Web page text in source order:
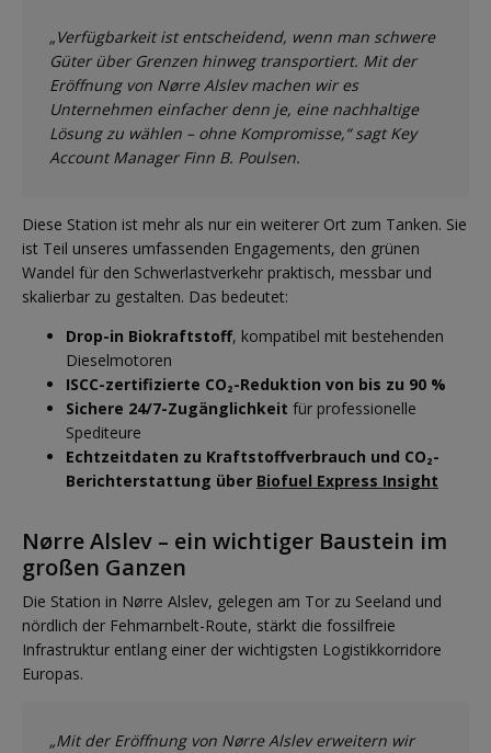
„Verfügbarkeit ist entscheidend, wenn man schwere
Güter über Grenzen hinweg transportiert. Mit der
Eröffnung von Nørre Alslev machen wir es
Unternehmen einfacher denn je, eine nachhaltige
Lösung zu wählen – ohne Kompromisse,“ sagt Key
Account Manager Finn B. Poulsen.
Diese Station ist mehr als nur ein weiterer Ort zum Tanken. Sie
ist Teil unseres umfassenden Engagements, den grünen
Wandel für den Schwerlastverkehr praktisch, messbar und
skalierbar zu gestalten. Das bedeutet:
Drop-in Biokraftstoff, kompatibel mit bestehenden
Dieselmotoren
ISCC-zertifizierte CO₂-Reduktion von bis zu 90 %
Sichere 24/7-Zugänglichkeit für professionelle
Spediteure
Echtzeitdaten zu Kraftstoffverbrauch und CO₂-
Berichterstattung über Biofuel Express Insight
Nørre Alslev – ein wichtiger Baustein im
großen Ganzen
Die Station in Nørre Alslev, gelegen am Tor zu Seeland und
nördlich der Fehmarnbelt-Route, stärkt die fossilfreie
Infrastruktur entlang einer der wichtigsten Logistikkorridore
Europas.
„Mit der Eröffnung von Nørre Alslev erweitern wir